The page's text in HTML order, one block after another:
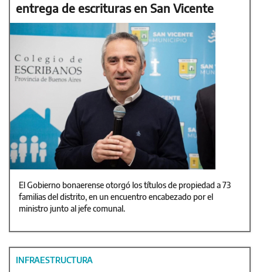
entrega de escrituras en San Vicente
El Gobierno bonaerense otorgó los títulos de propiedad a 73
familias del distrito, en un encuentro encabezado por el
ministro junto al jefe comunal.
INFRAESTRUCTURA